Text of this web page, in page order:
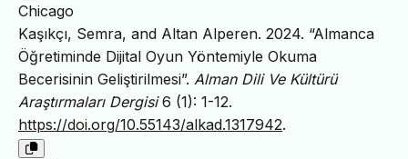
Chicago
Kaşıkçı, Semra, and Altan Alperen. 2024. “Almanca
Öğretiminde Dijital Oyun Yöntemiyle Okuma
Becerisinin Geliştirilmesi”. Alman Dili Ve Kültürü
Araştırmaları Dergisi6 (1): 1-12.
https://doi.org/10.55143/alkad.1317942.